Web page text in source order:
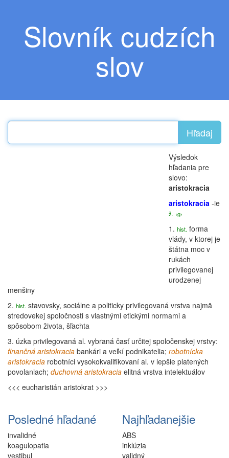
Slovník cudzích
slov
Hľadaj
Výsledok
hľadania pre
slovo:
aristokracia
aristokracia -ie
ž. ‹g›
1. hist. forma
vlády, v ktorej je
štátna moc v
rukách
privilegovanej
urodzenej
menšiny
2. hist. stavovsky, sociálne a politicky privilegovaná vrstva najmä
stredovekej spoločnosti s vlastnými etickými normami a
spôsobom života, šľachta
3. úzka privilegovaná al. vybraná časť určitej spoločenskej vrstvy:
finančná aristokracia bankári a veľkí podnikatelia; robotnícka
aristokracia robotníci vysokokvalifikovaní al. v lepšie platených
povolaniach; duchovná aristokracia elitná vrstva intelektuálov
<<< eucharistián aristokrat >>>
Posledné hľadané
invalidné
koagulopatia
vestibul
Najhľadanejšie
ABS
inklúzia
validný